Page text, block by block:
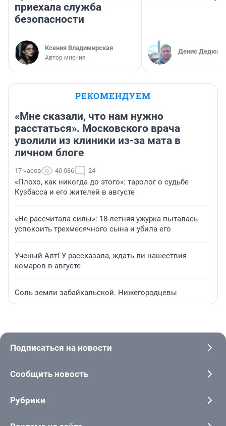
приехала служба
безопасности
Ксения Владимирская
Автор мнения
Денис
РЕКОМЕНДУЕМ
«Мне сказали, что нам нужно
расстаться». Московского врача
уволили из клиники из-за мата в
личном блоге
17 часов 40 086 24
«Плохо, как никогда до этого»: таролог о судьбе
Кузбасса и его жителей в августе
«Не рассчитала силы»: 18-летняя ужурка пыталась
успокоить трехмесячного сына и убила его
Ученый АлтГУ рассказала, ждать ли нашествия
комаров в августе
Соль земли забайкальской. Нижегородцевы
Подписаться на новости
Сообщить новость
Рубрики